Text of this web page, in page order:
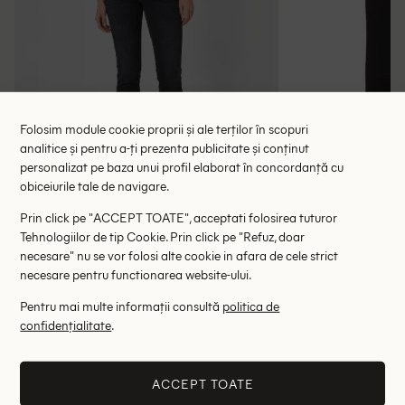
137.00 lei 275.00 lei
RRP: 439.00 lei
Folosim module cookie proprii și ale terților în scopuri
analitice și pentru a-ți prezenta publicitate și conținut
personalizat pe baza unui profil elaborat în concordanță cu
obiceiurile tale de navigare.
Prin click pe "ACCEPT TOATE", acceptati folosirea tuturor
Tehnologiilor de tip Cookie. Prin click pe "Refuz, doar
necesare" nu se vor folosi alte cookie in afara de cele strict
necesare pentru functionarea website-ului.
Pentru mai multe informații consultă politica de
confidențialitate.
ACCEPT TOATE